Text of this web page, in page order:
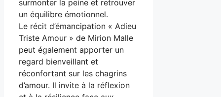
surmonter la peine et retrouver
un équilibre émotionnel.
Le récit d’émancipation « Adieu
Triste Amour » de Mirion Malle
peut également apporter un
regard bienveillant et
réconfortant sur les chagrins
d’amour. Il invite à la réflexion